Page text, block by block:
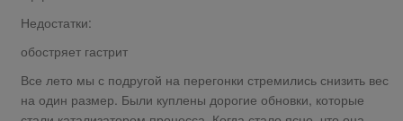
Недостатки:
обостряет гастрит
Все лето мы с подругой на перегонки стремились снизить вес
на один размер. Были куплены дорогие обновки, которые